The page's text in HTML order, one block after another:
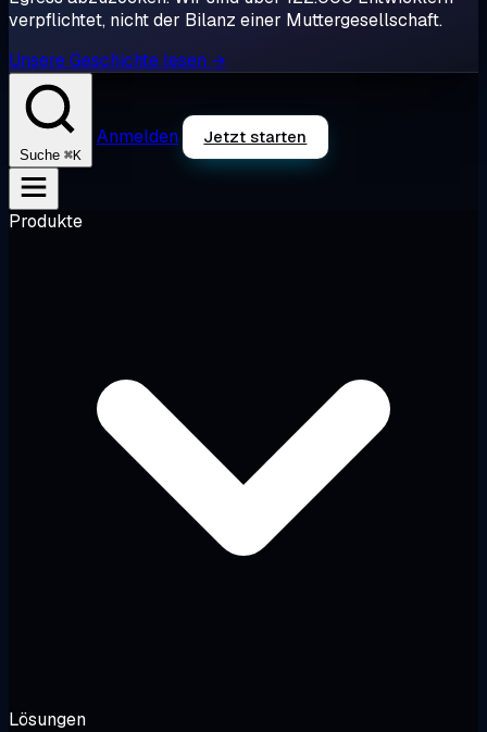
verpflichtet, nicht der Bilanz einer Muttergesellschaft.
Unsere Geschichte lesen →
Suche ⌘K
Anmelden Jetzt starten
Produkte
Lösungen